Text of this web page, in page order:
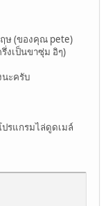
ษ (ของคุณ pete)
งเป็นขาซุ่ม อิๆ)
นะครับ
รแกรมไล่ดูดเมล์